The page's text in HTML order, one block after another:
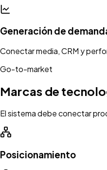
Generación de
Conectar media, CRM y
Go-to-market
Marcas de
El sistema debe conectar
Posicionamiento